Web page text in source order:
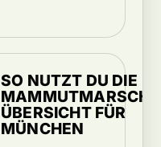
SO NUTZT DU DIE
MAMMUTMARSCH-
ÜBERSICHT FÜR
MÜNCHEN